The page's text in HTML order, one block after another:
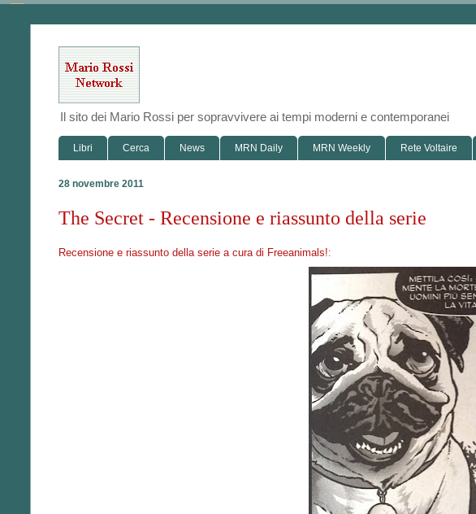
Il sito dei Mario Rossi per sopravvivere ai tempi moderni e contemporanei
Libri Cerca News MRN Daily MRN Weekly Rete Voltaire
28 novembre 2011
The Secret - Recensione e riassunto della serie
Recensione e riassunto della serie a cura di Freeanimals!: